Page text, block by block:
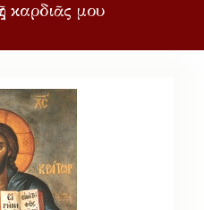
καρδιᾶς μου